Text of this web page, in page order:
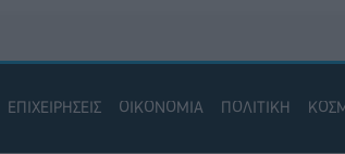
ΕΠΙΧΕΙΡΗΣΕΙΣ ΟΙΚΟΝΟΜΙΑ ΠΟΛΙΤΙΚΗ